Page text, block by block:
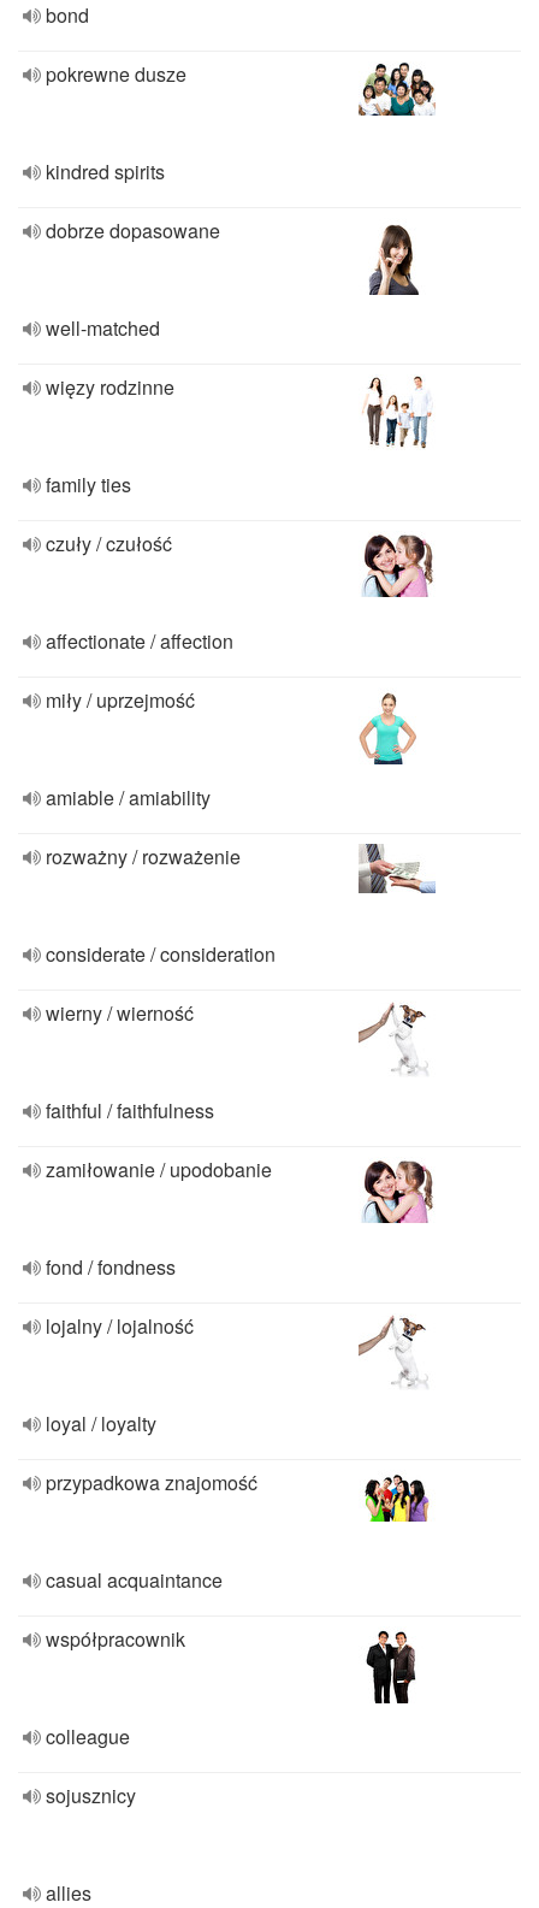
bond
pokrewne dusze
kindred spirits
dobrze dopasowane
well-matched
więzy rodzinne
family ties
czuły / czułość
affectionate / affection
miły / uprzejmość
amiable / amiability
rozważny / rozważenie
considerate / consideration
wierny / wierność
faithful / faithfulness
zamiłowanie / upodobanie
fond / fondness
lojalny / lojalność
loyal / loyalty
przypadkowa znajomość
casual acquaintance
współpracownik
colleague
sojusznicy
allies